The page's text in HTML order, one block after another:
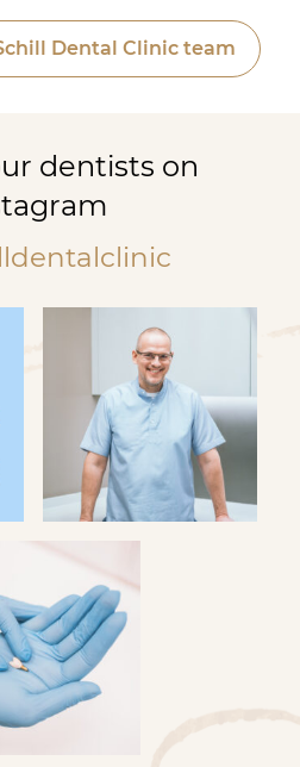
Dental Clinic team
dentists on